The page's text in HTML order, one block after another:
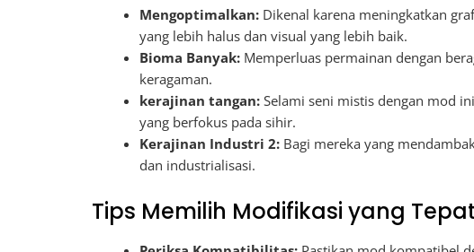
Mengoptimalkan: Dikenal karena meningkatkan
yang lebih halus dan visual yang lebih baik.
Bioma Banyak: Memperluas permainan dengan
keragaman.
kerajinan tangan: Selami seni mistis dengan mod
yang berfokus pada sihir.
Kerajinan Industri 2: Bagi mereka yang
dan industrialisasi.
Tips Memilih Modifikasi yang